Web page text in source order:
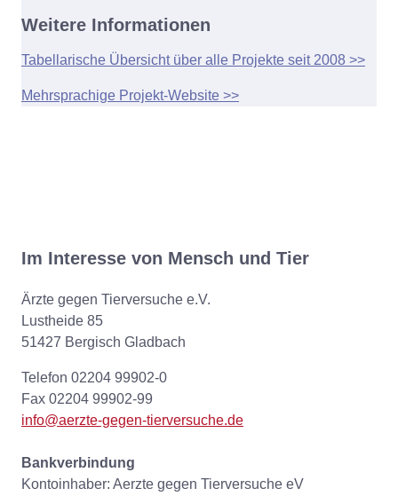
Weitere Informationen
Tabellarische Übersicht über alle Projekte seit 2008 >>
Mehrsprachige Projekt-Website >>
Im Interesse von Mensch und Tier
Ärzte gegen Tierversuche e.V.
Lustheide 85
51427 Bergisch Gladbach
Telefon 02204 99902-0
Fax 02204 99902-99
info@aerzte-gegen-tierversuche.de
Bankverbindung
Kontoinhaber: Aerzte gegen Tierversuche eV